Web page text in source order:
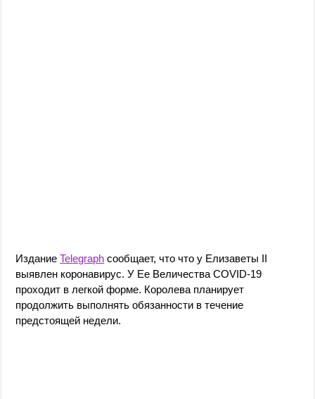
ИзданиеTelegraph сообщает, что что у Елизаветы II
выявлен коронавирус. У Ее Величества COVID-19
проходит в легкой форме. Королева планирует
продолжить выполнять обязанности в течение
предстоящей недели.